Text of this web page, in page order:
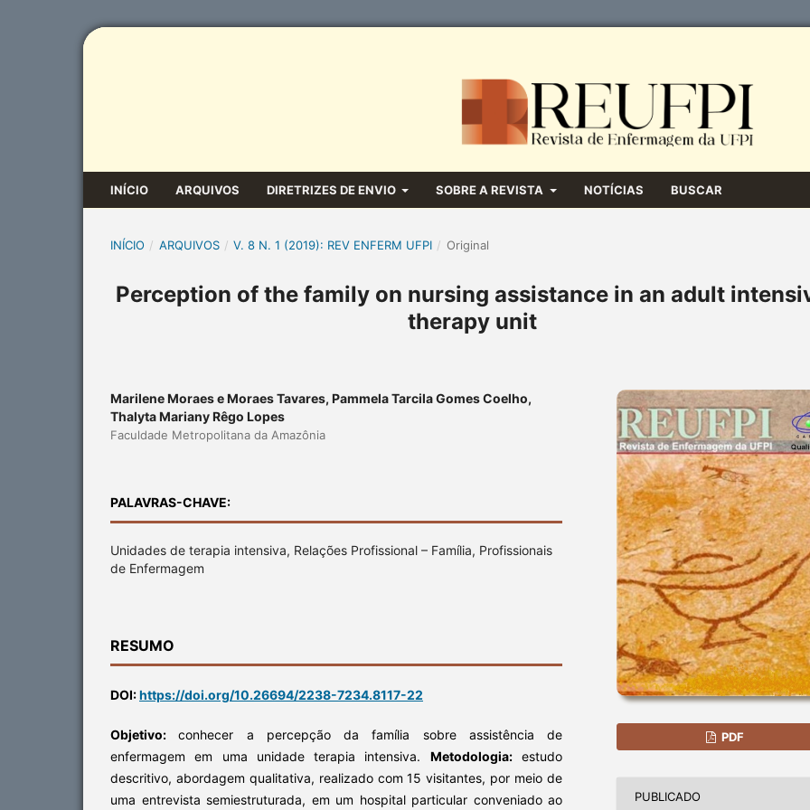
INÍCIO ARQUIVOS DIRETRIZES DE ENVIO SOBRE A REVISTA NOTÍCIAS BUSCAR
INÍCIO / ARQUIVOS / V. 8 N. 1 (2019): REV ENFERM UFPI / Original
Perception of the family on nursing assistance in an adult
therapy unit
Marilene Moraes e Moraes Tavares, Pammela Tarcila Gomes Coelho,
Thalyta Mariany Rêgo Lopes
Faculdade Metropolitana da Amazônia
PALAVRAS-CHAVE:
Unidades de terapia intensiva, Relações Profissional – Família, Profissionais
de Enfermagem
RESUMO
DOI:https://doi.org/10.26694/2238-7234.8117-22
Objetivo:conhecer a percepção da família sobre assistência de
enfermagem em uma unidade terapia intensiva. Metodologia:estudo
descritivo, abordagem qualitativa, realizado com 15 visitantes, por meio de
uma entrevista semiestruturada, em um hospital particular conveniado ao
PDF
PUBLICADO